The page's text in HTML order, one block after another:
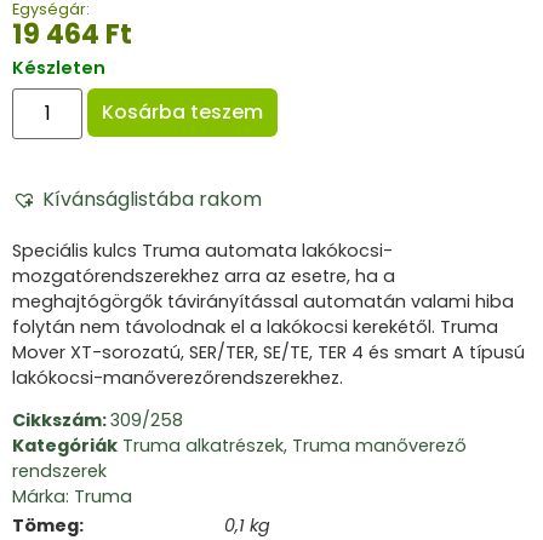
Egységár:
19 464 Ft
Készleten
Kosárba teszem
Kívánságlistába rakom
Speciális kulcs Truma automata lakókocsi-
mozgatórendszerekhez arra az esetre, ha a
meghajtógörgők távirányítással automatán valami hiba
folytán nem távolodnak el a lakókocsi kerekétől. Truma
Mover XT-sorozatú, SER/TER, SE/TE, TER 4 és smart A típusú
lakókocsi-manőverezőrendszerekhez.
Cikkszám:309/258
Kategóriák Truma alkatrészek, Truma manőverező
rendszerek
Márka: Truma
Tömeg
0,1 kg